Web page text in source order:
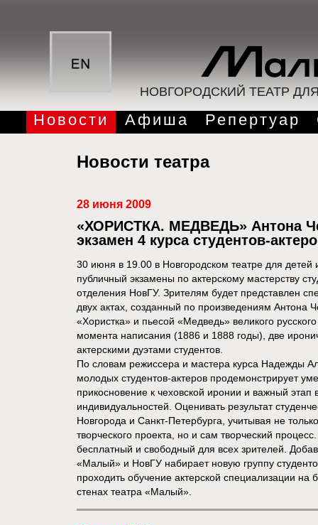
НОВГОРОДСКИЙ ТЕАТР
Новости Афиша Репертуар
Новости театра
28 июня 2009
«ХОРИСТКА. МЕДВЕДЬ» Антона
экзамен 4 курса студентов-
30 июня в 19.00 в Новгородском театре для
публичный экзамены по актерскому мастерству
отделения НовГУ. Зрителям будет представлен
двух актах, созданный по произведениям Антона
«Хористка» и пьесой «Медведь» великого
момента написания (1886 и 1888 годы), две
актерскими дуэтами студентов.
По словам режиссера и мастера курса Надежды
молодых студентов-актеров продемонстрирует
прикосновение к чеховской иронии и важный этап
индивидуальностей. Оценивать результат
Новгорода и Санкт-Петербурга, учитывая не
творческого проекта, но и сам творческий
бесплатный и свободный для всех зрителей.
«Малый» и НовГУ набирает новую группу
проходить обучение актерской специализации
стенах театра «Малый».